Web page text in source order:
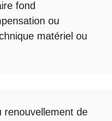
fond
ou
matériel ou
renouvellement de